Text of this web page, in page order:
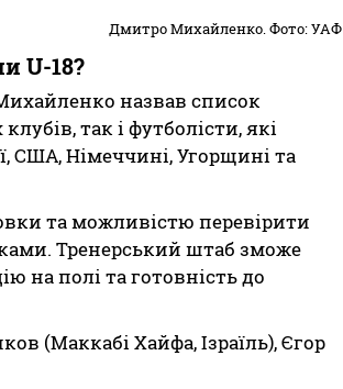
Дмитро Михайленко. Фото: УАФ
U-18?
назвав список
так і футболісти, які
США, Німеччині, Угорщині та
та можливістю перевірити
Тренерський штаб зможе
на полі та готовність до
(Маккабі Хайфа, Ізраїль), Єгор